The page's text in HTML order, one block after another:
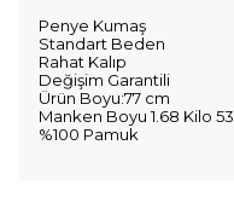
Penye Kumaş
Standart Beden
Rahat Kalıp
Değişim Garantili
Ürün Boyu:77 cm
Manken Boyu 1.68 Kilo 53
%100 Pamuk